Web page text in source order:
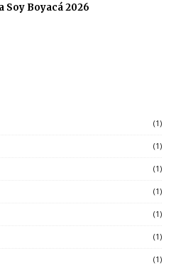
Soy Boyacá 2026
(1)
(1)
(1)
(1)
(1)
(1)
(1)